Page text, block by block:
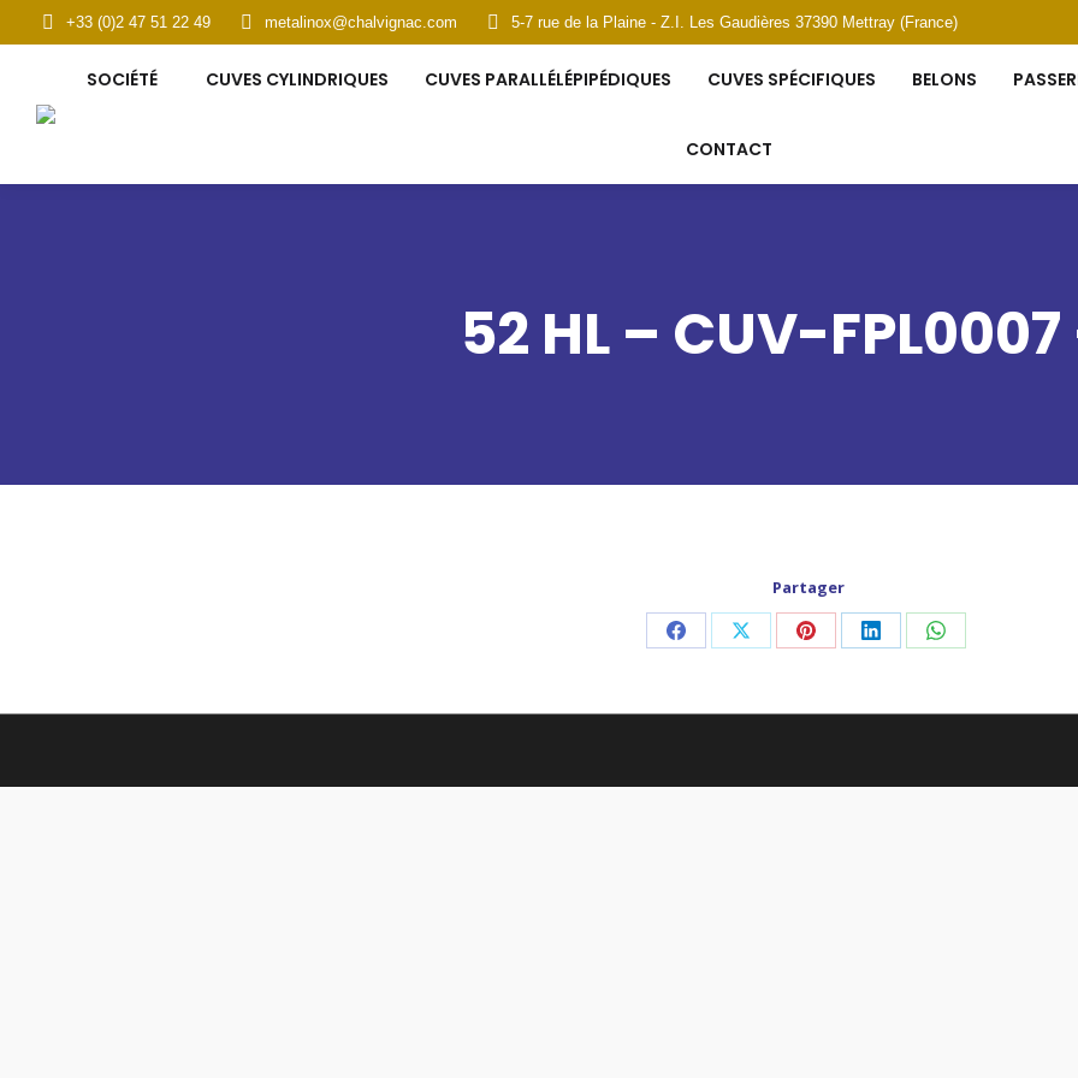
+33 (0)2 47 51 22 49 metalinox@chalvignac.com 5-7 rue de la Plaine - Z.I. Les Gaudières 37390 Mettray (France)
SOCIÉTÉ CUVES CYLINDRIQUES CUVES PARALLÉLÉPIPÉDIQUES CUVES SPÉCIFIQUES BELONS
CONTACT
52 HL – CUV-FPL0007
Partager
Partager
Facebook
Partager
X
Partager
Pinterest
Partager
LinkedIn
Partager
WhatsApp
SOCIÉTÉ CUVES CYLINDRIQUES CUVES PARALLÉLÉPIPÉDIQUES
PASSERELLES, ESCALIERS ET GARDE-CORPS CONTACT